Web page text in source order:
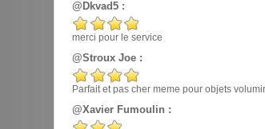
@Dkvad5 :
merci pour le service
@Stroux Joe :
Parfait et pas cher meme pour objets
@Xavier Fumoulin :